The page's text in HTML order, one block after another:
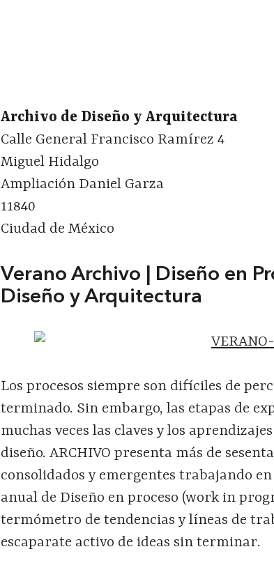
Archivo de Diseño y Arquitectura
Calle General Francisco Ramírez 4
Miguel Hidalgo
Ampliación Daniel Garza
11840
Ciudad de México
Verano Archivo | Diseño en
Diseño y Arquitectura
Los procesos siempre son difíciles de
terminado. Sin embargo, las etapas de
muchas veces las claves y los
diseño. ARCHIVO presenta más de
consolidados y emergentes trabajando
anual de Diseño en proceso (work in
termómetro de tendencias y líneas de
escaparate activo de ideas sin terminar.